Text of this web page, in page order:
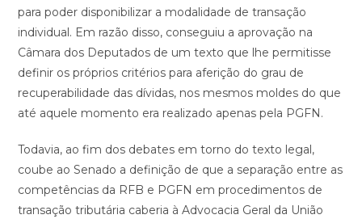
para poder disponibilizar a modalidade de transação
individual. Em razão disso, conseguiu a aprovação na
Câmara dos Deputados de um texto que lhe permitisse
definir os próprios critérios para aferição do grau de
recuperabilidade das dívidas, nos mesmos moldes do que
até aquele momento era realizado apenas pela PGFN.
Todavia, ao fim dos debates em torno do texto legal,
coube ao Senado a definição de que a separação entre as
competências da RFB e PGFN em procedimentos de
transação tributária caberia à Advocacia Geral da União